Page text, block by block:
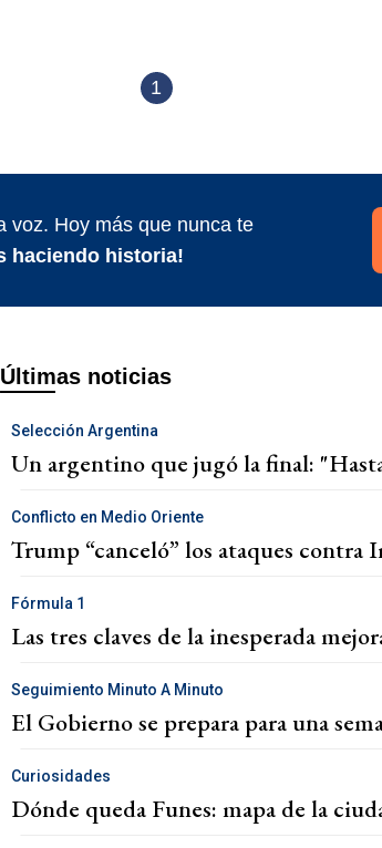
1
voz. Hoy más que nunca te
haciendo historia!
Últimas noticias
Selección Argentina
Un argentino que jugó la final:
Conflicto en Medio Oriente
Trump “canceló” los ataques contra
Fórmula 1
Las tres claves de la inesperada
Seguimiento Minuto A Minuto
El Gobierno se prepara para una
Curiosidades
Dónde queda Funes: mapa de la